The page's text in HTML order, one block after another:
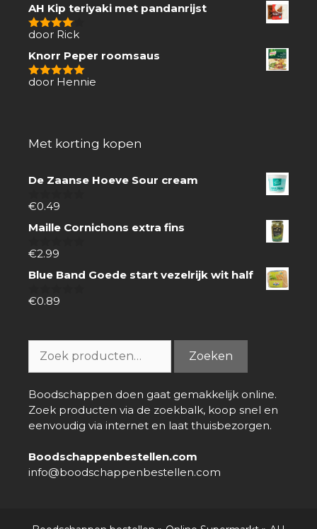
5
AH Kip teriyaki met pandanrijst
4van 5
door Rick
Knorr Peper roomsaus
5van 5
door Hennie
Met korting kopen
De Zaanse Hoeve Sour cream
0
5
€0.49
Maille Cornichons extra fins
0
5
€2.99
Blue Band Goede start vezelrijk wit half
0
€0.89
naar:
Zoeken
Boodschappen doen gaat gemakkelijk online.
Zoek producten via de zoekbalk, koop snel en
eenvoudig via internet en laat thuisbezorgen.
Boodschappenbestellen.com
info@boodschappenbestellen.com